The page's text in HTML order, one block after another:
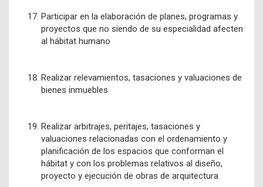
Participar en la elaboración de planes, programas y
proyectos que no siendo de su especialidad afecten
al hábitat humano
Realizar relevamientos, tasaciones y valuaciones de
bienes inmuebles
Realizar arbitrajes, peritajes, tasaciones y
valuaciones relacionadas con el ordenamiento y
planificación de los espacios que conforman el
hábitat y con los problemas relativos al diseño,
proyecto y ejecución de obras de arquitectura